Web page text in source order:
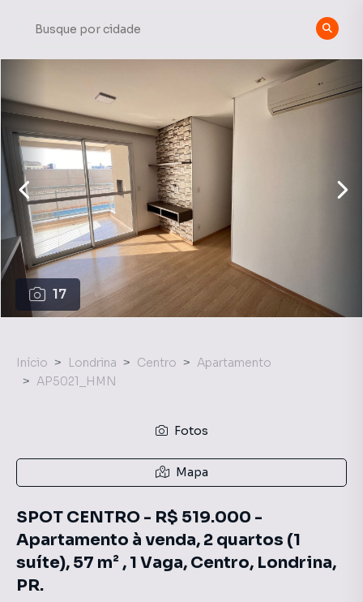
17
Início Londrina Centro
Apartamento
AP5021_HMN
Fotos
Mapa
SPOT CENTRO - R$ 519.000 -
Apartamento à venda, 2 quartos (1
suíte), 57 m² , 1 Vaga, Centro, Londrina,
PR.